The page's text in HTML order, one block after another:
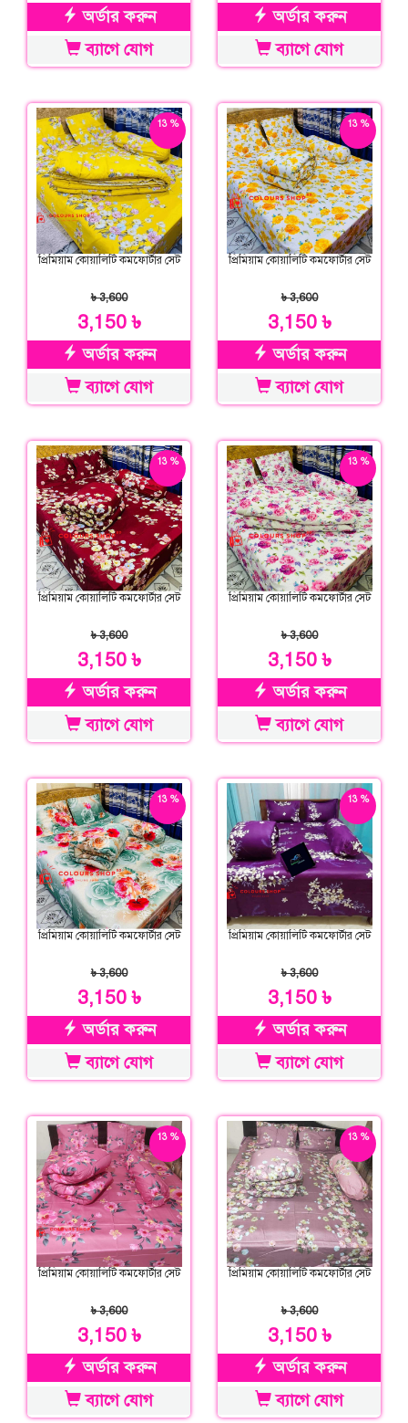
অর্ডার করুন
ব্যাগে যোগ
অর্ডার করুন
ব্যাগে যোগ
13 %
প্রিমিয়াম কোয়ালিটি কমফোর্টার সেট
৳ 3,600
3,150 ৳
অর্ডার করুন
ব্যাগে যোগ
13 %
প্রিমিয়াম কোয়ালিটি কমফোর্টার সেট
৳ 3,600
3,150 ৳
অর্ডার করুন
ব্যাগে যোগ
13 %
প্রিমিয়াম কোয়ালিটি কমফোর্টার সেট
৳ 3,600
3,150 ৳
অর্ডার করুন
ব্যাগে যোগ
13 %
প্রিমিয়াম কোয়ালিটি কমফোর্টার সেট
৳ 3,600
3,150 ৳
অর্ডার করুন
ব্যাগে যোগ
13 %
প্রিমিয়াম কোয়ালিটি কমফোর্টার সেট
৳ 3,600
3,150 ৳
অর্ডার করুন
ব্যাগে যোগ
13 %
প্রিমিয়াম কোয়ালিটি কমফোর্টার সেট
৳ 3,600
3,150 ৳
অর্ডার করুন
ব্যাগে যোগ
13 %
প্রিমিয়াম কোয়ালিটি কমফোর্টার সেট
৳ 3,600
3,150 ৳
অর্ডার করুন
ব্যাগে যোগ
13 %
প্রিমিয়াম কোয়ালিটি কমফোর্টার সেট
৳ 3,600
3,150 ৳
অর্ডার করুন
ব্যাগে যোগ